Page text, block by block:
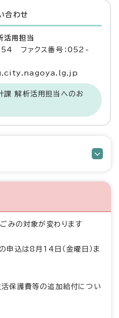
合わせ
活用担当
ファクス番号：052-
課 解析活用担当へのお
みの対象が変わります
申込は8月14日（金曜日）ま
保護費等の追加給付につい